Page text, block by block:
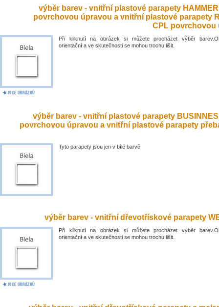
výběr barev - vnitřní plastové parapety
povrchovou úpravou a vnitřní plastové parapety
CPL povrchovou
Při kliknutí na obrázek si můžete procházet výběr
orientační a ve skutečnosti se mohou trochu lišit.
výběr barev - vnitřní plastové parapety
povrchovou úpravou a vnitřní plastové parapety
Tyto parapety jsou jen v bílé barvě
výběr barev - vnitřní dřevotřískové parapety
Při kliknutí na obrázek si můžete procházet výběr
orientační a ve skutečnosti se mohou trochu lišit.